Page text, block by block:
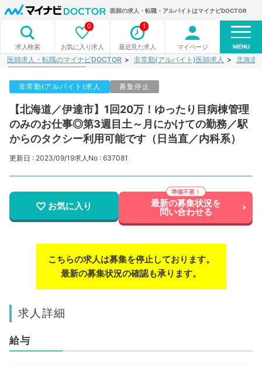
医師の求人・転職・アルバイトはマイナビDOCTOR
求人検索 お気に入り求人
0
最近見た求人
1
マイページ MENU
医師求人・転職のマイナビDOCTOR 非常勤(アルバイト)医師求人 北海道
非常勤(アルバイト)求人 募集停止
【北海道／伊達市】1回20万！ゆったり目病棟管理
のみのお仕事◎第3週目土～月にかけての勤務／駅
からのタクシー利用可能です（日当直／内科系）
更新日 : 2023/09/19求人No : 637081
お気に入り 最新の募集状況を
問い合わせる
こちらの求人は募集を停止しております。
最新の募集状況の確認も承ります。
求人詳細
給与